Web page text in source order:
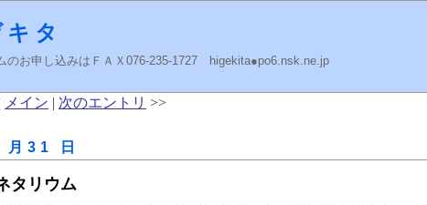
タ
のお申し込みはＦＡＸ076-235-1727 higekita●po6.nsk.ne.jp
メイン | 次のエントリ >>
31 日
タリウム